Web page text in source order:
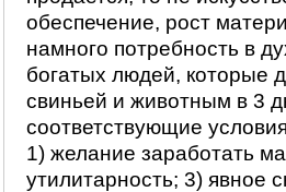
обеспечение, рост
намного потребность в
богатых людей, которые
свиньей и животным в 3
соответствующие
1) желание заработать
утилитарность; 3) явное